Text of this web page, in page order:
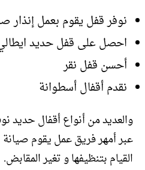
نوفر قفل يقوم بعمل إنذار
احصل على قفل حديد
أحسن قفل نقر
نقدم أقفال أسطوانة
والعديد من أنواع أقفال حديد
عبر أمهر فريق عمل يقوم صيانة
القيام بتنظيفها و تغير المقابض.